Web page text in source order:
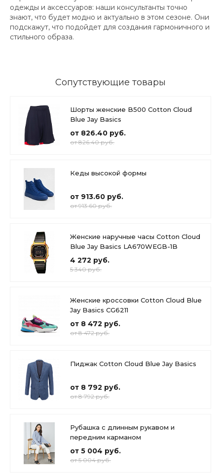
одежды и аксессуаров: наши консультанты точно
знают, что будет модно и актуально в этом сезоне. Они
подскажут, что подойдет для создания гармоничного и
стильного образа.
Сопутствующие товары
Шорты женские B500 Cotton Cloud
Blue Jay Basics
от 826.40 руб.
от 826.40 руб.
Кеды высокой формы
от 913.60 руб.
от 913.60 руб.
Женские наручные часы Cotton Cloud
Blue Jay Basics LA670WEGB-1B
4 272 руб.
5 340 руб.
Женские кроссовки Cotton Cloud Blue
Jay Basics CG6211
от 8 472 руб.
от 8 472 руб.
Пиджак Cotton Cloud Blue Jay Basics
от 8 792 руб.
от 8 792 руб.
Рубашка с длинным рукавом и
передним карманом
от 5 004 руб.
от 5 004 руб.